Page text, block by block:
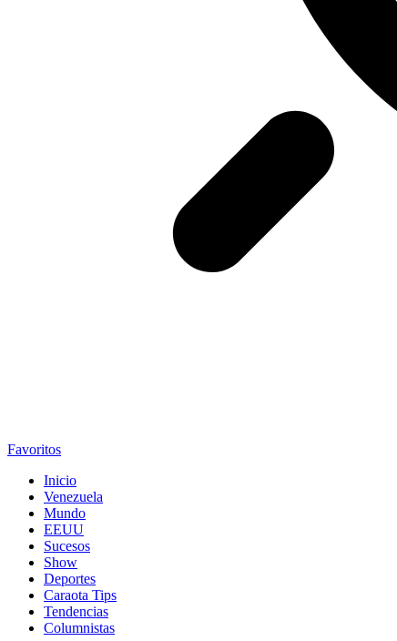
Favoritos
Inicio
Venezuela
Mundo
EEUU
Sucesos
Show
Deportes
Caraota Tips
Tendencias
Columnistas